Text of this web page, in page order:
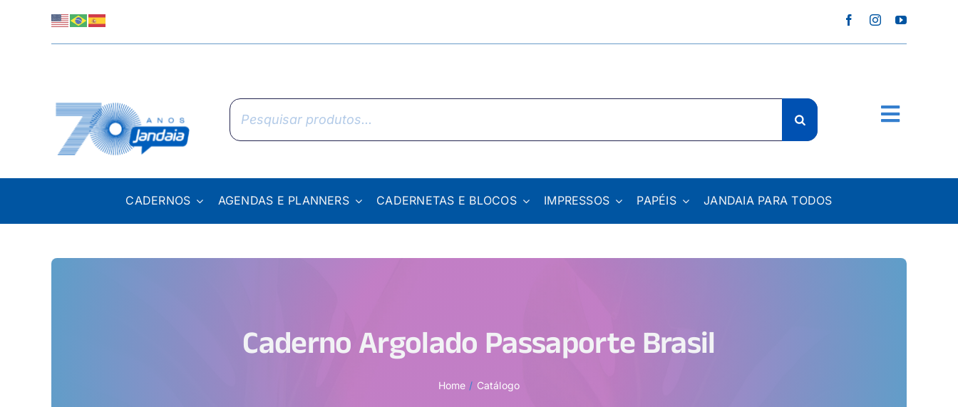
Pesquisar
produtos
CADERNOS AGENDAS E PLANNERS CADERNETAS E BLOCOS IMPRESSOS PAPÉIS JANDAIA PARA TODOS
Caderno Argolado Passaporte Brasil
Home Catálogo